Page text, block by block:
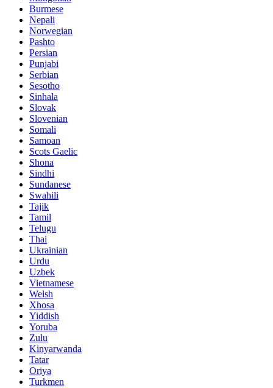
Burmese
Nepali
Norwegian
Pashto
Persian
Punjabi
Serbian
Sesotho
Sinhala
Slovak
Slovenian
Somali
Samoan
Scots Gaelic
Shona
Sindhi
Sundanese
Swahili
Tajik
Tamil
Telugu
Thai
Ukrainian
Urdu
Uzbek
Vietnamese
Welsh
Xhosa
Yiddish
Yoruba
Zulu
Kinyarwanda
Tatar
Oriya
Turkmen